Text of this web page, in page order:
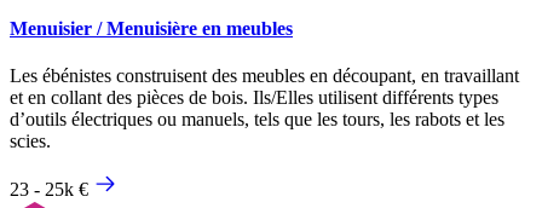
Menuisier / Menuisière en meubles
Les ébénistes construisent des meubles en découpant, en travaillant
et en collant des pièces de bois. Ils/Elles utilisent différents types
d’outils électriques ou manuels, tels que les tours, les rabots et les
scies.
23 - 25k €